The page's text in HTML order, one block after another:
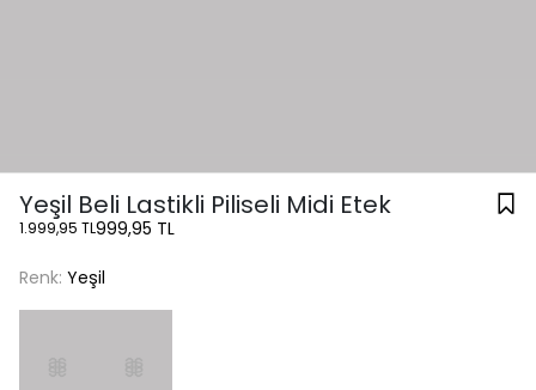
Yeşil Beli Lastikli Piliseli Midi Etek
1.999,95 TL999,95 TL
Renk: Yeşil